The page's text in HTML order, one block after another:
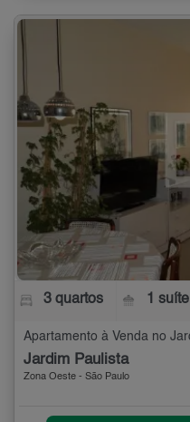
3 quartos 1 suíte
Jardim Paulista
Zona Oeste - São Paulo